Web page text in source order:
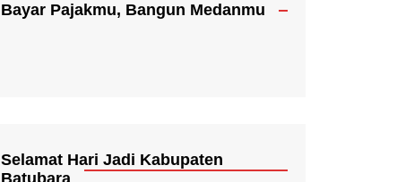
Bayar Pajakmu, Bangun Medanmu
Selamat Hari Jadi Kabupaten
Batubara